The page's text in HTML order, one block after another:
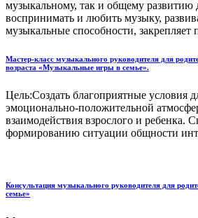
музыкальному, так и общему развитию
воспринимать и любить музыку,
музыкальные способности, закрепляет
Мастер-класс музыкального руководителя для
возраста «Музыкальные игры в семье».
Цель:Создать благоприятные условия
эмоционально-положительной
взаимодействия взрослого и ребенка.
формированию ситуации общности
Консультация музыкального руководителя для
семье»